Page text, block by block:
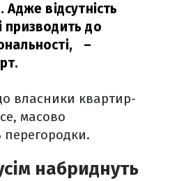
Адже відсутність
призводить до
–
власники квартир-
масово
набриднуть